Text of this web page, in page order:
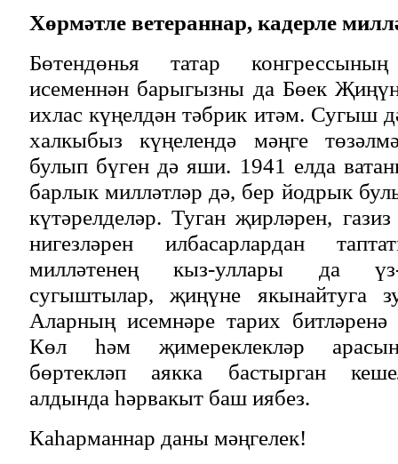
Хөрмәтле ветераннар, кадерле
Бөтендөнья татар
исеменнән барыгызны да Бөек
ихлас күңелдән тәбрик итәм. Сугыш
халкыбыз күңелендә мәңге
булып бүген дә яши. 1941 елда
барлык милләтләр дә, бер йодрык
күтәрелделәр. Туган җирләрен,
нигезләрен илбасарлардан
милләтенең кыз-уллары да
сугыштылар, җиңүне якынайтуга
Аларның исемнәре тарих битләренә
Көл һәм җимереклекләр
бөртекләп аякка бастырган
алдында һәрвакыт баш иябез.
Каһарманнар даны мәңгелек!